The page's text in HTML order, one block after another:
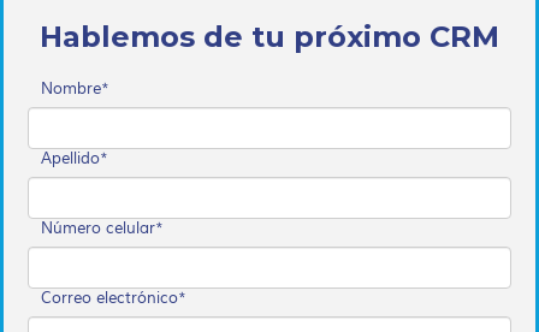
Hablemos de tu próximo CRM
Nombre*
Apellido*
Número celular*
Correo electrónico*